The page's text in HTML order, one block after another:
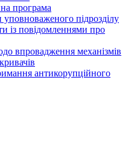
програма
уповноваженого підрозділу
із повідомленнями про
впровадження механізмів
антикорупційного